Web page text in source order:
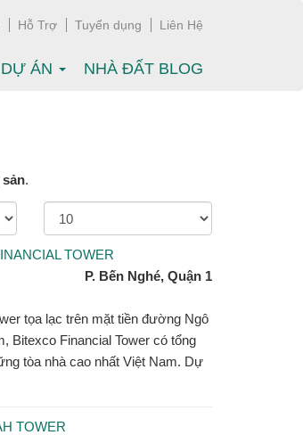
Hỗ Trợ Tuyển dụng Liên Hệ
DỰ ÁN NHÀ ĐẤT BLOG
sản.
TOWER
P. Bến Nghé, Quận 1
tọa lạc trên mặt tiền đường Ngô
Bitexco Financial Tower có tổng
tòa nhà cao nhất Việt Nam. Dự
TOWER